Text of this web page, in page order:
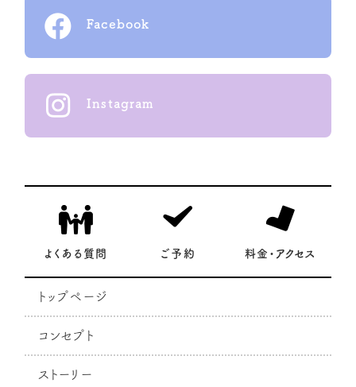
Facebook
Instagram
よくある質問 ご予約 料金・アクセス
トップページ
コンセプト
ストーリー